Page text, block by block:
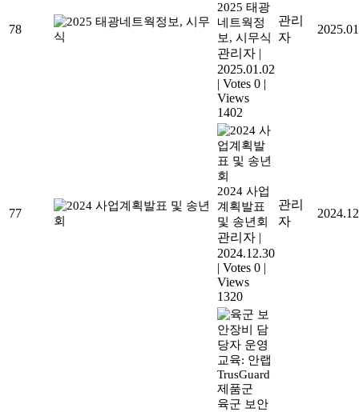
78
2025 태광
네트웍정
보, 시무식
관리자 |
2025.01.02
| Votes 0 |
Views
1402
관리
자
77
2024 사업
계획발표
및 송년회
관리자 |
2024.12.30
| Votes 0 |
Views
1320
관리
자
육군 보안